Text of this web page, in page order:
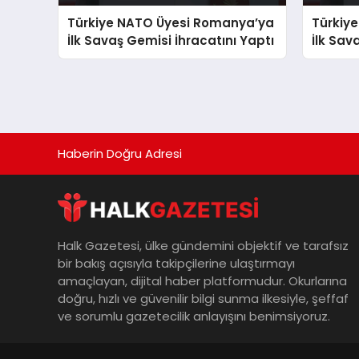
Türkiye NATO Üyesi Romanya’ya
İlk Savaş Gemisi İhracatını Yaptı
İlk
Haberin Doğru Adresi
Halk Gazetesi, ülke gündemini objektif ve tarafsız
bir bakış açısıyla takipçilerine ulaştırmayı
amaçlayan, dijital haber platformudur. Okurlarına
doğru, hızlı ve güvenilir bilgi sunma ilkesiyle, şeffaf
ve sorumlu gazetecilik anlayışını benimsiyoruz.